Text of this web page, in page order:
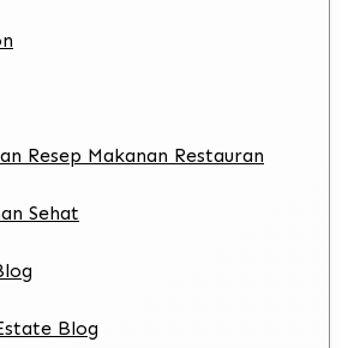
Resep Makanan Restauran
Sehat
Blog